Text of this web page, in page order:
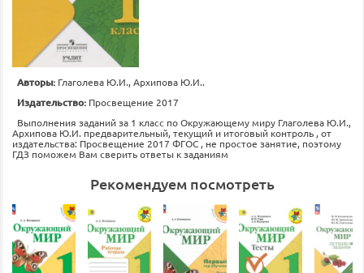
Авторы: Глаголева Ю.И., Архипова Ю.И..
Издательство: Просвещение 2017
Выполнения заданий за 1 класс по Окружающему миру Глаголева Ю.И.,
Архипова Ю.И. предварительный, текущий и итоговый контроль , от
издательства: Просвещение 2017 ФГОС , не простое занятие, поэтому
ГДЗ поможем Вам сверить ответы к заданиям
Рекомендуем посмотреть